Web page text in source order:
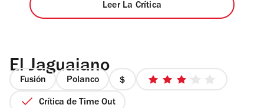
Leer La Crítica
El Jaguaiano
Fusión Polanco
precio
3
Crítica de Time Out